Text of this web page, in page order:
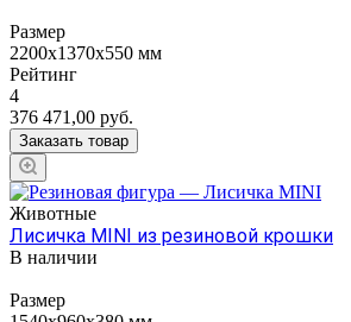
Размер
2200х1370х550 мм
Рейтинг
4
376 471,00 руб.
Заказать товар
Животные
Лисичка MINI из резиновой крошки
В наличии
Размер